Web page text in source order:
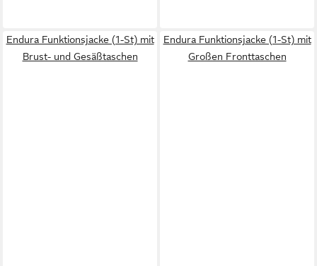
Endura Funktionsjacke (1-St) mit
Brust- und Gesäßtaschen
Endura Funktionsjacke (1-St) mit
Großen Fronttaschen